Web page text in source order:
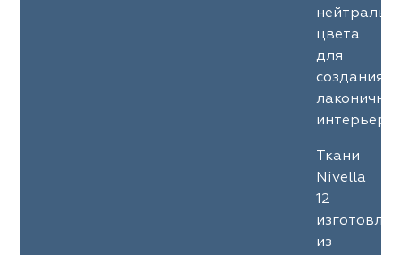
цвета
для
создания
Ткани
Nivella
12
из